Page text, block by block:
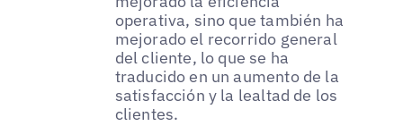
operativa, sino que también ha
mejorado el recorrido general
del cliente, lo que se ha
traducido en un aumento de la
satisfacción y la lealtad de los
clientes.